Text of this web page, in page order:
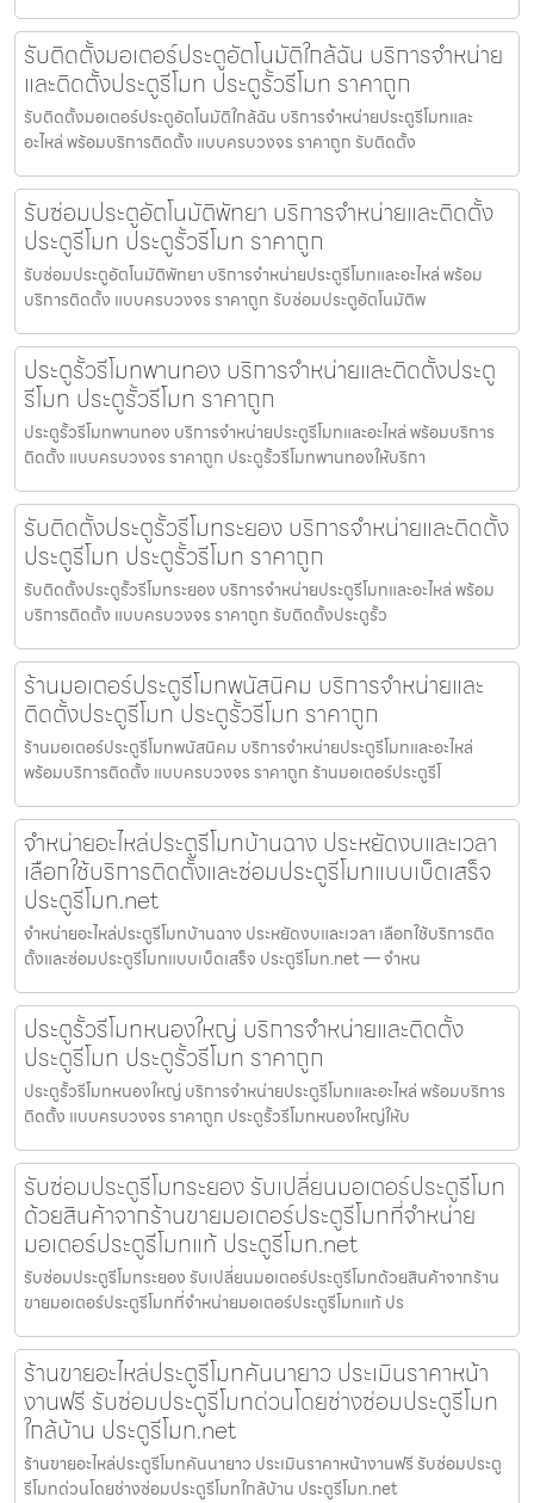
รับติดตั้งมอเตอร์ประตูอัตโนมัติใกล้ฉัน บริการจำหน่าย
และติดตั้งประตูรีโมท ประตูรั้วรีโมท ราคาถูก
รับติดตั้งมอเตอร์ประตูอัตโนมัติใกล้ฉัน บริการจำหน่ายประตูรีโมทและ
อะไหล่ พร้อมบริการติดตั้ง แบบครบวงจร ราคาถูก รับติดตั้ง
รับซ่อมประตูอัตโนมัติพัทยา บริการจำหน่ายและติดตั้ง
ประตูรีโมท ประตูรั้วรีโมท ราคาถูก
รับซ่อมประตูอัตโนมัติพัทยา บริการจำหน่ายประตูรีโมทและอะไหล่ พร้อม
บริการติดตั้ง แบบครบวงจร ราคาถูก รับซ่อมประตูอัตโนมัติพ
ประตูรั้วรีโมทพานทอง บริการจำหน่ายและติดตั้งประตู
รีโมท ประตูรั้วรีโมท ราคาถูก
ประตูรั้วรีโมทพานทอง บริการจำหน่ายประตูรีโมทและอะไหล่ พร้อมบริการ
ติดตั้ง แบบครบวงจร ราคาถูก ประตูรั้วรีโมทพานทองให้บริกา
รับติดตั้งประตูรั้วรีโมทระยอง บริการจำหน่ายและติดตั้ง
ประตูรีโมท ประตูรั้วรีโมท ราคาถูก
รับติดตั้งประตูรั้วรีโมทระยอง บริการจำหน่ายประตูรีโมทและอะไหล่ พร้อม
บริการติดตั้ง แบบครบวงจร ราคาถูก รับติดตั้งประตูรั้ว
ร้านมอเตอร์ประตูรีโมทพนัสนิคม บริการจำหน่ายและ
ติดตั้งประตูรีโมท ประตูรั้วรีโมท ราคาถูก
ร้านมอเตอร์ประตูรีโมทพนัสนิคม บริการจำหน่ายประตูรีโมทและอะไหล่
พร้อมบริการติดตั้ง แบบครบวงจร ราคาถูก ร้านมอเตอร์ประตูรีโ
จำหน่ายอะไหล่ประตูรีโมทบ้านฉาง ประหยัดงบและเวลา
เลือกใช้บริการติดตั้งและซ่อมประตูรีโมทแบบเบ็ดเสร็จ
ประตูรีโมท.net
จำหน่ายอะไหล่ประตูรีโมทบ้านฉาง ประหยัดงบและเวลา เลือกใช้บริการติด
ตั้งและซ่อมประตูรีโมทแบบเบ็ดเสร็จ ประตูรีโมท.net — จำหน
ประตูรั้วรีโมทหนองใหญ่ บริการจำหน่ายและติดตั้ง
ประตูรีโมท ประตูรั้วรีโมท ราคาถูก
ประตูรั้วรีโมทหนองใหญ่ บริการจำหน่ายประตูรีโมทและอะไหล่ พร้อมบริการ
ติดตั้ง แบบครบวงจร ราคาถูก ประตูรั้วรีโมทหนองใหญ่ให้บ
รับซ่อมประตูรีโมทระยอง รับเปลี่ยนมอเตอร์ประตูรีโมท
ด้วยสินค้าจากร้านขายมอเตอร์ประตูรีโมทที่จำหน่าย
มอเตอร์ประตูรีโมทแท้ ประตูรีโมท.net
รับซ่อมประตูรีโมทระยอง รับเปลี่ยนมอเตอร์ประตูรีโมทด้วยสินค้าจากร้าน
ขายมอเตอร์ประตูรีโมทที่จำหน่ายมอเตอร์ประตูรีโมทแท้ ปร
ร้านขายอะไหล่ประตูรีโมทคันนายาว ประเมินราคาหน้า
งานฟรี รับซ่อมประตูรีโมทด่วนโดยช่างซ่อมประตูรีโมท
ใกล้บ้าน ประตูรีโมท.net
ร้านขายอะไหล่ประตูรีโมทคันนายาว ประเมินราคาหน้างานฟรี รับซ่อมประตู
รีโมทด่วนโดยช่างซ่อมประตูรีโมทใกล้บ้าน ประตูรีโมท.net